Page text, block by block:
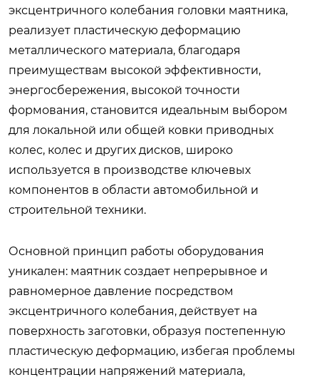
эксцентричного колебания головки маятника,
реализует пластическую деформацию
металлического материала, благодаря
преимуществам высокой эффективности,
энергосбережения, высокой точности
формования, становится идеальным выбором
для локальной или общей ковки приводных
колес, колес и других дисков, широко
используется в производстве ключевых
компонентов в области автомобильной и
строительной техники.
Основной принцип работы оборудования
уникален: маятник создает непрерывное и
равномерное давление посредством
эксцентричного колебания, действует на
поверхность заготовки, образуя постепенную
пластическую деформацию, избегая проблемы
концентрации напряжений материала,